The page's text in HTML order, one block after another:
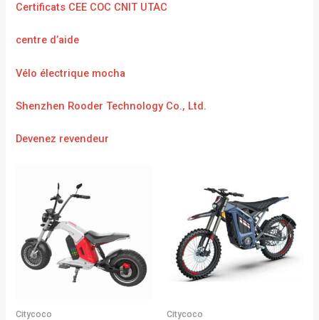
Certificats CEE COC CNIT UTAC
centre d’aide
Vélo électrique mocha
Shenzhen Rooder Technology Co., Ltd.
Devenez revendeur
Citycoco Citycoco